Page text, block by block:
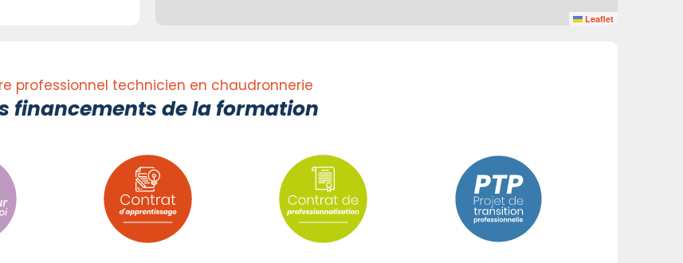
Leaflet
professionnel technicien en chaudronnerie
financements de la formation